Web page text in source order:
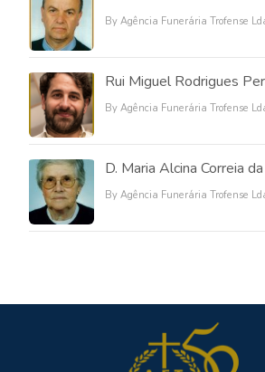
By Agência Funerária Trofense
Rui Miguel Rodrigues
By Agência Funerária Trofense
D. Maria Alcina Correia
By Agência Funerária Trofense